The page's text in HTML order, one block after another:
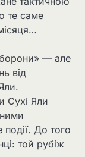
те саме
— але
від
Сухі Яли
До того
той рубіж